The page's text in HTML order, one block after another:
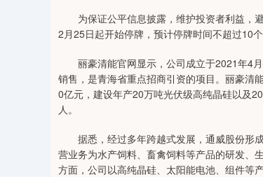
为保证公平信息披露，维护投资者利益，
2月25日起开始停牌，预计停牌时间不超过10个
丽豪清能官网显示，公司成立于2021年4月
销售，是青海省重点招商引资的项目。丽豪清
0亿元，建设年产20万吨光伏级高纯晶硅以及
人。
据悉，经过多年跨越式发展，通威股份形成
营业务为水产饲料、畜禽饲料等产品的研发、
方面，公司以高纯晶硅、太阳能电池、组件等